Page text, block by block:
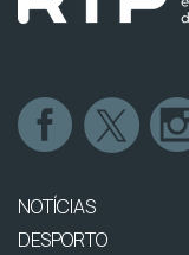
NOTÍCIAS
DESPORTO